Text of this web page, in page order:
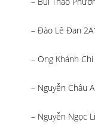
– Đào Lê Đan
– Ong Khánh Chi
– Nguyễn Châu
– Nguyễn Ngọc